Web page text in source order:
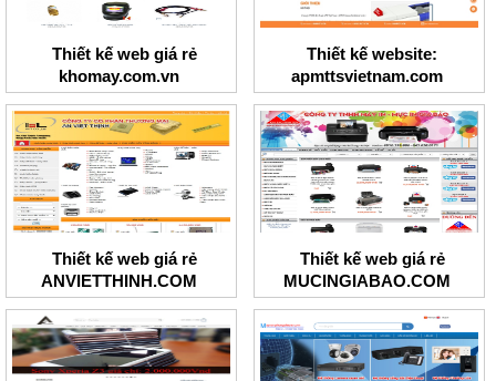
Thiết kế web giá rẻ
khomay.com.vn
Thiết kế website:
apmttsvietnam.com
Thiết kế web giá rẻ
ANVIETTHINH.COM
Thiết kế web giá rẻ
MUCINGIABAO.COM